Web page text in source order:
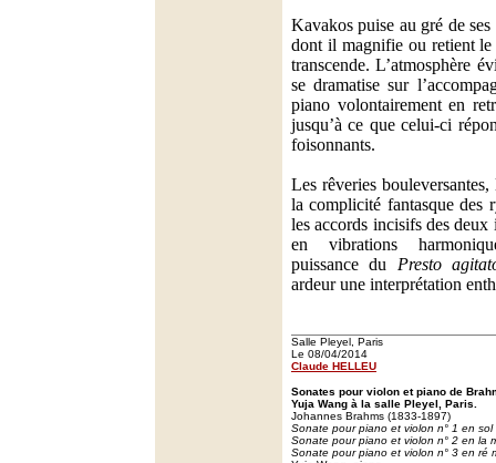
Kavakos puise au gré de
dont il magnifie ou retient le
transcende. L’atmosphère
se dramatise sur
piano volontairement en
jusqu’à ce que celui-ci
foisonnants.
Les rêveries
la complicité fantasque des
les accords incisifs des
en vibrations
puissance du Presto
ardeur une interprétation
Salle Pleyel, Paris
Le 08/04/2014
Claude HELLEU
Sonates pour violon et piano de
Yuja Wang à la salle Pleyel, Paris.
Johannes Brahms (1833-1897)
Sonate pour piano et violon n° 1 en sol
Sonate pour piano et violon n° 2 en la
Sonate pour piano et violon n° 3 en ré